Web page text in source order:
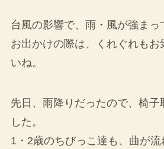
台風の影響で、雨・風が強まっ
お出かけの際は、くれぐれもお
いね。
先日、雨降りだったので、椅子
した。
1・2歳のちびっこ達も、曲が流